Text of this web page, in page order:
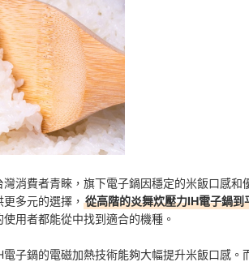
消費者青睞，旗下電子鍋因穩定的米飯口感和
多元的選擇， 從高階的炎舞炊壓力IH電子鍋到
用者都能從中找到適合的機種。
子鍋的電磁加熱技術能夠大幅提升米飯口感。